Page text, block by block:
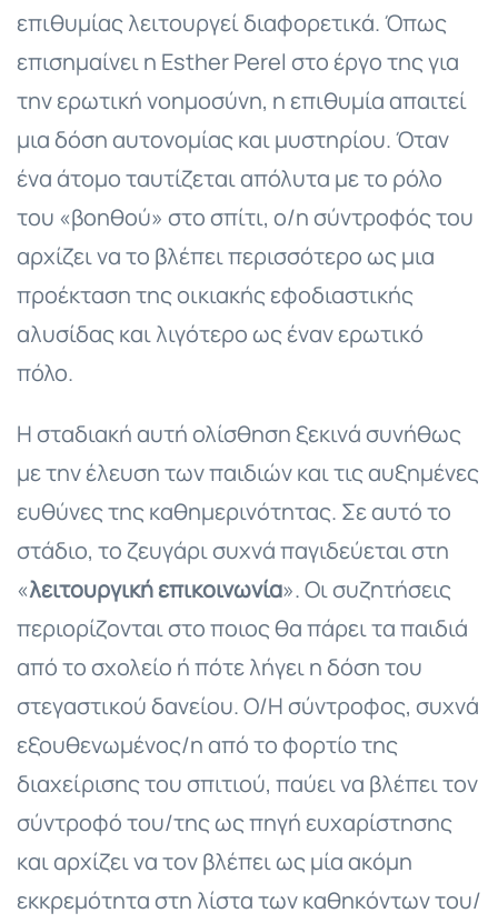
επιθυμίας λειτουργεί διαφορετικά. Όπως
επισημαίνει η Esther Perel στο έργο της για
την ερωτική νοημοσύνη, η επιθυμία απαιτεί
μια δόση αυτονομίας και μυστηρίου. Όταν
ένα άτομο ταυτίζεται απόλυτα με το ρόλο
του «βοηθού» στο σπίτι, ο/η σύντροφός του
αρχίζει να το βλέπει περισσότερο ως μια
προέκταση της οικιακής εφοδιαστικής
αλυσίδας και λιγότερο ως έναν ερωτικό
πόλο.
Η σταδιακή αυτή ολίσθηση ξεκινά συνήθως
με την έλευση των παιδιών και τις αυξημένες
ευθύνες της καθημερινότητας. Σε αυτό το
στάδιο, το ζευγάρι συχνά παγιδεύεται στη
«λειτουργική επικοινωνία». Οι συζητήσεις
περιορίζονται στο ποιος θα πάρει τα παιδιά
από το σχολείο ή πότε λήγει η δόση του
στεγαστικού δανείου. Ο/Η σύντροφος, συχνά
εξουθενωμένος/η από το φορτίο της
διαχείρισης του σπιτιού, παύει να βλέπει τον
σύντροφό του/της ως πηγή ευχαρίστησης
και αρχίζει να τον βλέπει ως μία ακόμη
εκκρεμότητα στη λίστα των καθηκόντων του/